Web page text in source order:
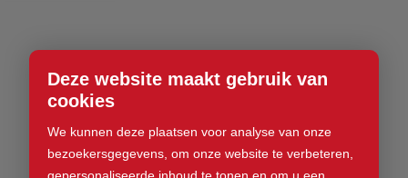
Deze website maakt gebruik van
cookies
We kunnen deze plaatsen voor analyse van onze
bezoekersgegevens, om onze website te verbeteren,